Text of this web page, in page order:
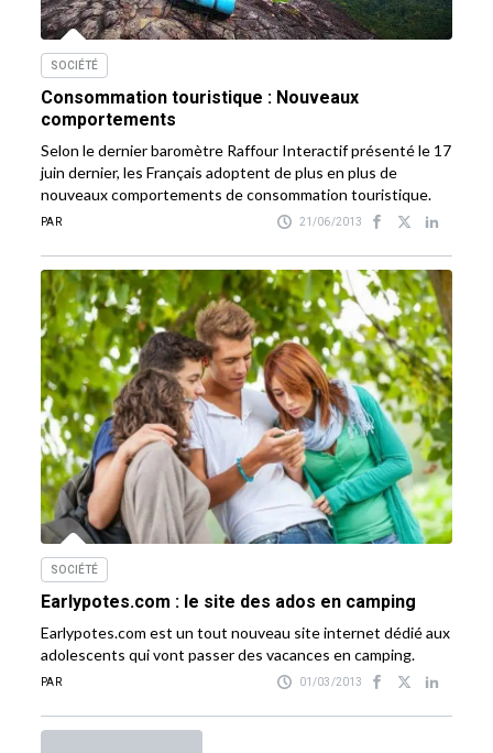
SOCIÉTÉ
Consommation touristique : Nouveaux
comportements
Selon le dernier baromètre Raffour Interactif présenté le 17
juin dernier, les Français adoptent de plus en plus de
nouveaux comportements de consommation touristique.
PAR 21/06/2013
SOCIÉTÉ
Earlypotes.com : le site des ados en camping
Earlypotes.com est un tout nouveau site internet dédié aux
adolescents qui vont passer des vacances en camping.
PAR 01/03/2013